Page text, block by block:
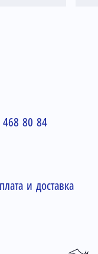
468 80 84
и доставка